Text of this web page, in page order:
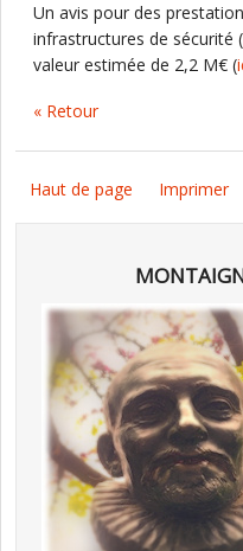
Un avis pour des
infrastructures de sécurité
valeur estimée de 2,2 M€ (
« Retour
Haut de page Imprimer